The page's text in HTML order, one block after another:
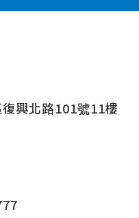
興北路101號11樓